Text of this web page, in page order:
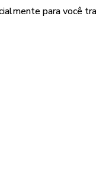
para você